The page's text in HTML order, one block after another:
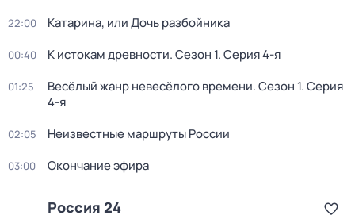
22:00 Катарина, или Дочь разбойника
00:40 К истокам древности. Сезон 1. Серия 4-я
01:25 Весёлый жанр невесёлого времени. Сезон 1. Серия
4-я
02:05 Неизвестные маршруты России
03:00 Окончание эфира
Россия 24